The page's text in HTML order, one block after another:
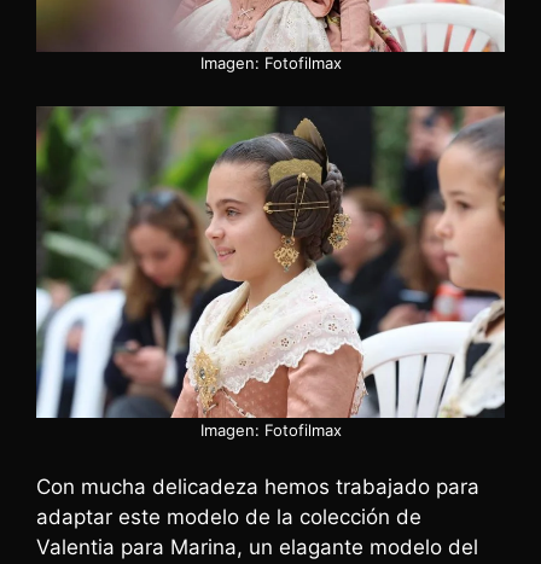
Imagen: Fotofilmax
Imagen: Fotofilmax
Con mucha delicadeza hemos trabajado para
adaptar este modelo de la colección de
Valentia para Marina, un elagante modelo del